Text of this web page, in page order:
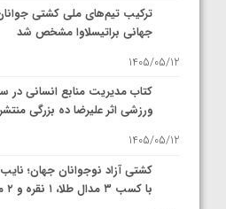
ترکیب تیم‌های ملی کشتی
جهانی براتیسلاوا مشخص شد
1405/05/12
کتاب مدیریت منابع انسانی در
ورزشی اثر علیرضا ده بزرگی
1405/05/12
کشتی آزاد نوجوانان جهان؛ نایب
با کسب ۳ مدال طلا، ۱ نقره و ۲ مدال برنز